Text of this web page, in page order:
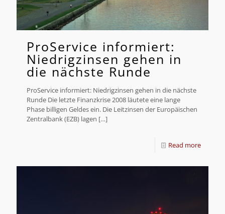
ProService informiert:
Niedrigzinsen gehen in
die nächste Runde
ProService informiert: Niedrigzinsen gehen in die nächste
Runde Die letzte Finanzkrise 2008 läutete eine lange
Phase billigen Geldes ein. Die Leitzinsen der Europäischen
Zentralbank (EZB) lagen […]
Read more